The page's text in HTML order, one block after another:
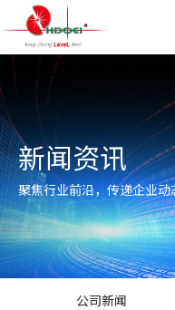
新闻资讯
聚焦行业前沿，传递企业动
公司新闻